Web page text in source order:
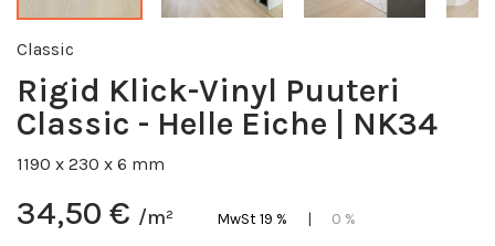
Classic
Rigid Klick-Vinyl Puuteri
Classic - Helle Eiche | NK34
1190 x 230 x 6 mm
34,50 € /m² MwSt 19 % | 0 %